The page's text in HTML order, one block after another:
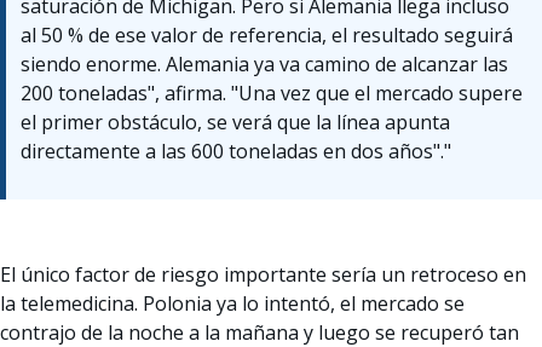
saturación de Michigan. Pero si Alemania llega incluso
al 50 % de ese valor de referencia, el resultado seguirá
siendo enorme. Alemania ya va camino de alcanzar las
200 toneladas", afirma. "Una vez que el mercado supere
el primer obstáculo, se verá que la línea apunta
directamente a las 600 toneladas en dos años"."
El único factor de riesgo importante sería un retroceso en
la telemedicina. Polonia ya lo intentó, el mercado se
contrajo de la noche a la mañana y luego se recuperó tan